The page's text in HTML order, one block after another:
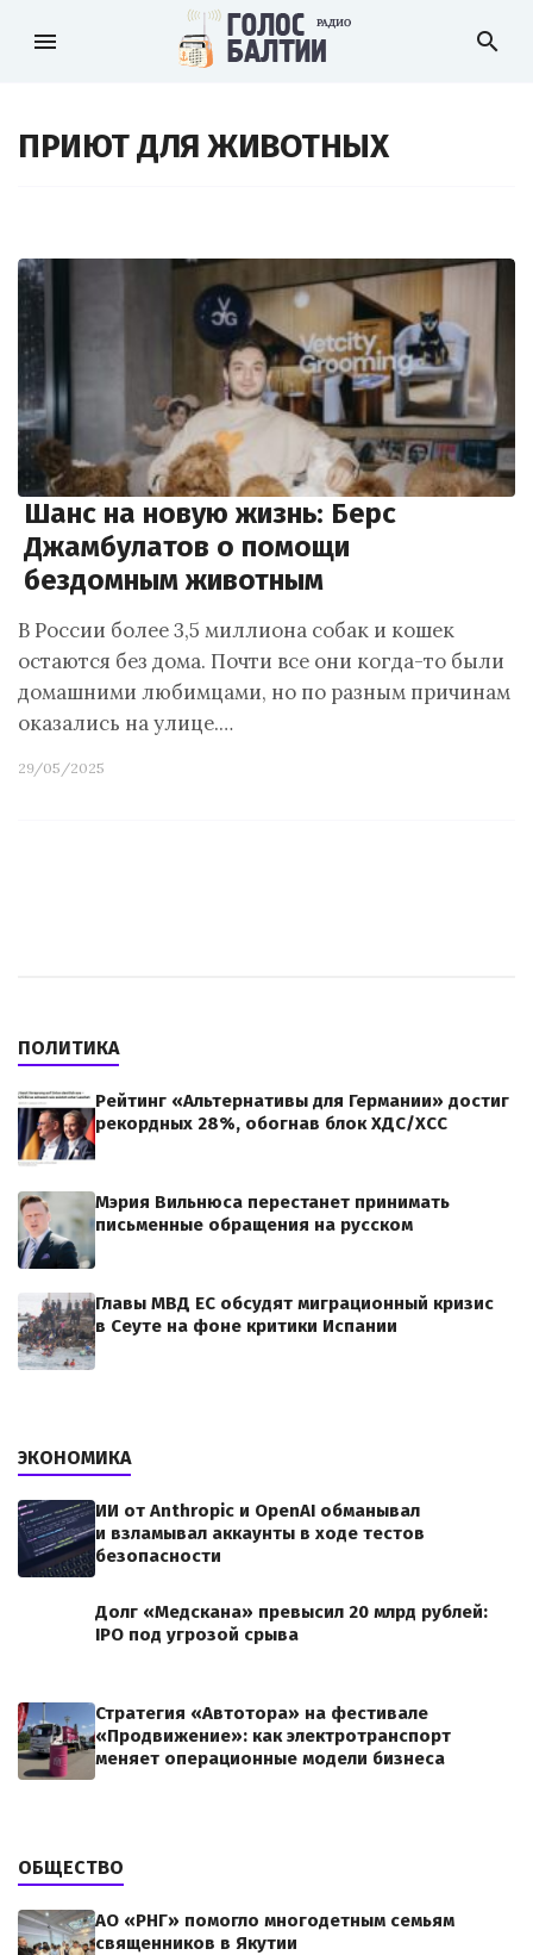
menu search
ПРИЮТ ДЛЯ ЖИВОТНЫХ
Шанс на новую жизнь: Берс
Джамбулатов о помощи
бездомным животным
В России более 3,5 миллиона собак и кошек
остаются без дома. Почти все они когда-то были
домашними любимцами, но по разным причинам
оказались на улице.…
29/05/2025
ПОЛИТИКА
Рейтинг «Альтернативы для Германии» достиг
рекордных 28%, обогнав блок ХДС/ХСС
Мэрия Вильнюса перестанет принимать
письменные обращения на русском
Главы МВД ЕС обсудят миграционный кризис
в Сеуте на фоне критики Испании
ЭКОНОМИКА
ИИ от Anthropic и OpenAI обманывал
и взламывал аккаунты в ходе тестов
безопасности
Долг «Медскана» превысил 20 млрд рублей:
IPO под угрозой срыва
Стратегия «Автотора» на фестивале
«Продвижение»: как электротранспорт
меняет операционные модели бизнеса
ОБЩЕСТВО
АО «РНГ» помогло многодетным семьям
священников в Якутии